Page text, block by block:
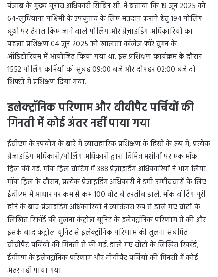
पंजाब के मुख्य चुनाव अधिकारी सिबिन सी. ने बताया कि 19 जून 2025 को
64-लुधियाना पश्चिमी के उपचुनाव के लिए मतदान कराने हेतु 194 पोलिंग
बूथों पर तैनात किए जाने वाले पोलिंग और प्रेज़ाइडिंग अधिकारियों का
पहला प्रशिक्षण 04 जून 2025 को खालसा कॉलेज फॉर वुमन के
ऑडिटोरियम में आयोजित किया गया था. इस प्रशिक्षण कार्यक्रम के दौरान
1552 पोलिंग कर्मियों को सुबह 09:00 बजे और दोपहर 02:00 बजे दो
शिफ्टों में प्रशिक्षण दिया गया.
इलेक्ट्रॉनिक परिणाम और वीवीपैट पर्चियों की
गिनती में कोई अंतर नहीं पाया गया
ईवीएम के उपयोग के बारे में व्यावहारिक प्रशिक्षण के हिस्से के रूप में, प्रत्येक
प्रेजाइडिंग अधिकारी/पोलिंग अधिकारी द्वारा विभिन्न मशीनों पर एक मॉक
ड्रिल की गई. मॉक ड्रिल वोटिंग में 388 प्रेज़ाइडिंग अधिकारियों ने भाग लिया.
मॉक ड्रिल के दौरान, प्रत्येक प्रेजाइडिंग अधिकारी ने डमी उम्मीदवारों के लिए
ईवीएम में आधार पर कम से कम 100 वोट बे तरतीब डाले. मॉक वोटिंग पूरी
होने के बाद प्रेजाइडिंग अधिकारियों ने व्यक्तिगत रूप से डाले गए वोटों के
लिखित रिकॉर्ड की तुलना कंट्रोल यूनिट के इलेक्ट्रॉनिक परिणाम से की और
इसके बाद कंट्रोल यूनिट से इलेक्ट्रॉनिक परिणाम की तुलना संबंधित
वीवीपैट पर्चियों की गिनती से की गई. डाले गए वोटों के लिखित रिकॉर्ड,
ईवीएम के इलेक्ट्रॉनिक परिणाम और वीवीपैट पर्चियों की गिनती में कोई
अंतर नहीं पाया गया.